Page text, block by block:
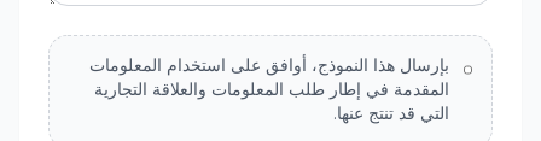
بإرسال هذا النموذج، أوافق على استخدام المعلومات
المقدمة في إطار طلب المعلومات والعلاقة التجارية
التي قد تنتج عنها.